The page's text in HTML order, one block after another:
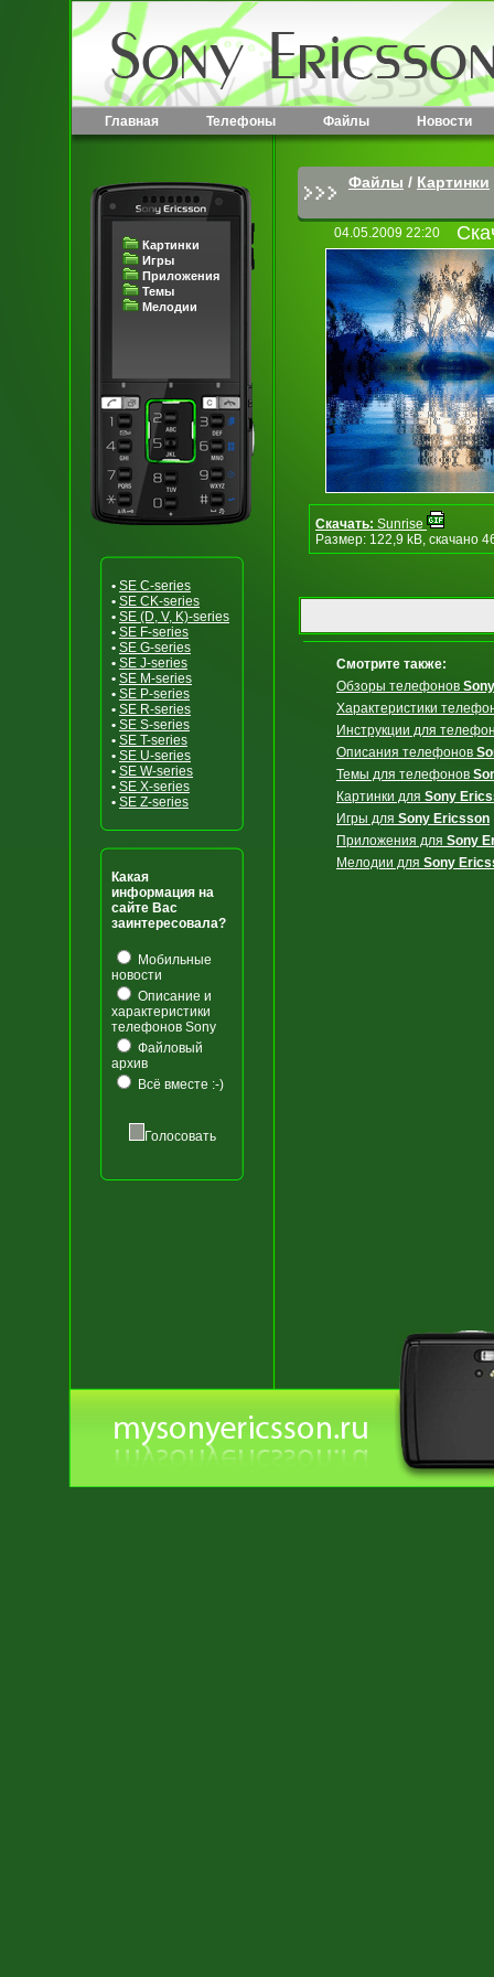
Главная Телефоны Файлы Новости
Картинки
Игры
Приложения
Темы
Мелодии
• SE C-series
• SE CK-series
• SE (D, V, K)-series
• SE F-series
• SE G-series
• SE J-series
• SE M-series
• SE P-series
• SE R-series
• SE S-series
• SE T-series
• SE U-series
• SE W-series
• SE X-series
• SE Z-series
Какая
информация на
сайте Вас
заинтересовала?
Мобильные
новости
Описание и
характеристики
телефонов Sony
Файловый
архив
Всё вместе :-)
Голосовать
Файлы / Картинки
04.05.2009 22:20
Скачать: Sunrise
Размер: 122,9 kB, скачано
Смотрите также:
Обзоры телефонов
Характеристики
Инструкции для
Описания телефонов
Темы для телефонов
Картинки для Sony
Игры для Sony Ericsson
Приложения для Sony
Мелодии для Sony